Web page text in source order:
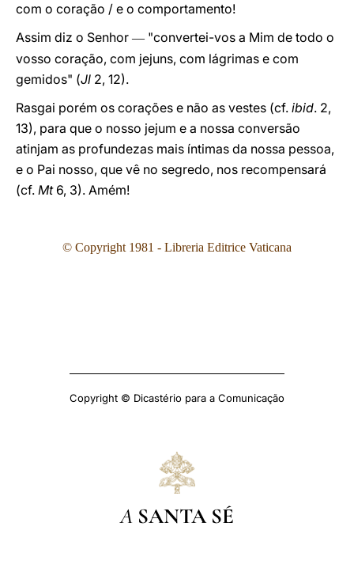
com o coração / e o comportamento!
Assim diz o Senhor — "convertei-vos a Mim de todo o
vosso coração, com jejuns, com lágrimas e com
gemidos" (Jl 2, 12).
Rasgai porém os corações e não as vestes (cf. ibid. 2,
13), para que o nosso jejum e a nossa conversão
atinjam as profundezas mais íntimas da nossa pessoa,
e o Pai nosso, que vê no segredo, nos recompensará
(cf. Mt6, 3). Amém!
© Copyright 1981 - Libreria Editrice Vaticana
Copyright © Dicastério para a Comunicação
A SANTA SÉ